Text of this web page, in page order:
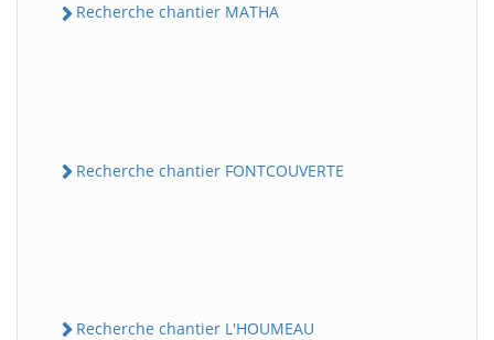
Recherche chantier MATHA
Recherche chantier FONTCOUVERTE
Recherche chantier L'HOUMEAU